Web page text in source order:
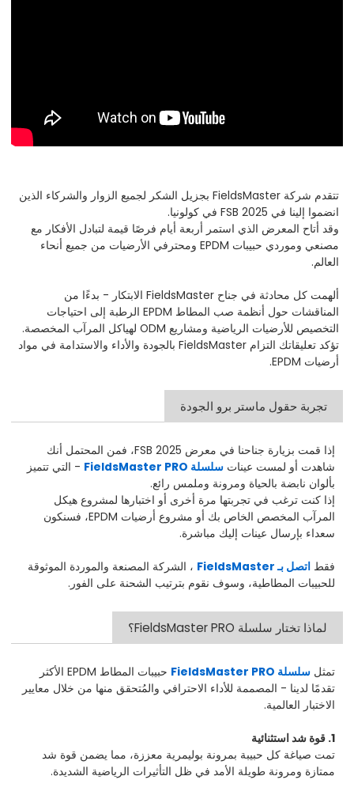
تتقدم شركة FieldsMaster بجزيل الشكر لجميع الزوار والشركاء الذين
انضموا إلينا في FSB 2025 في كولونيا.
وقد أتاح المعرض الذي استمر أربعة أيام فرصًا قيمة لتبادل الأفكار مع
مصنعي وموردي حبيبات EPDM ومحترفي الأرضيات من جميع أنحاء
العالم.
ألهمت كل محادثة في جناح FieldsMaster الابتكار - بدءًا من
المناقشات حول أنظمة صب المطاط EPDM الرطبة إلى احتياجات
التخصيص للأرضيات الرياضية ومشاريع ODM لهياكل المرآب المخصصة.
تؤكد تعليقاتك التزام FieldsMaster بالجودة والأداء والاستدامة في مواد
أرضيات EPDM.
تجربة حقول ماستر برو الجودة
إذا قمت بزيارة جناحنا في معرض FSB 2025، فمن المحتمل أنك
شاهدت أو لمست عيناتسلسلة FieldsMaster PRO
- التي تتميز
بألوان نابضة بالحياة ومرونة وملمس رائع.
إذا كنت ترغب في تجربتها مرة أخرى أو اختبارها لمشروع هيكل
المرآب المخصص الخاص بك أو مشروع أرضيات EPDM، فسنكون
سعداء بإرسال عينات إليك مباشرة.
فقطاتصل بـ FieldsMaster
، الشركة المصنعة والموردة الموثوقة
للحبيبات المطاطية، وسوف نقوم بترتيب الشحنة على الفور.
لماذا تختار سلسلة FieldsMaster PRO؟
تمثلسلسلة FieldsMaster PRO
حبيبات المطاط EPDM الأكثر
تقدمًا لدينا - المصممة للأداء الاحترافي والمُتحقق منها من خلال معايير
الاختبار العالمية.
1. قوة شد استثنائية
تمت صياغة كل حبيبة بمرونة بوليمرية معززة، مما يضمن قوة شد
ممتازة ومرونة طويلة الأمد في ظل التأثيرات الرياضية الشديدة.